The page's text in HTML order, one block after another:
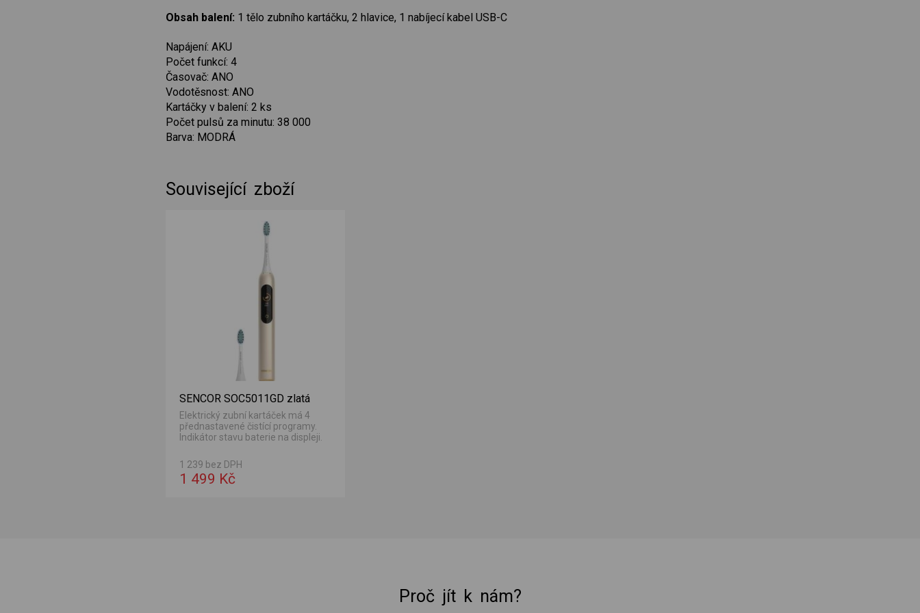
Obsah balení: 1 tělo zubního kartáčku, 2 hlavice, 1 nabíjecí kabel USB-C
Napájení: AKU
Počet funkcí: 4
Časovač: ANO
Vodotěsnost: ANO
Kartáčky v balení: 2 ks
Počet pulsů za minutu: 38 000
Barva: MODRÁ
Související zboží
SENCOR SOC5011GD zlatá
Elektrický zubní kartáček má 4
přednastavené čistící programy.
Indikátor stavu baterie na displeji.
1 239 bez DPH
1 499 Kč
Proč jít k nám?